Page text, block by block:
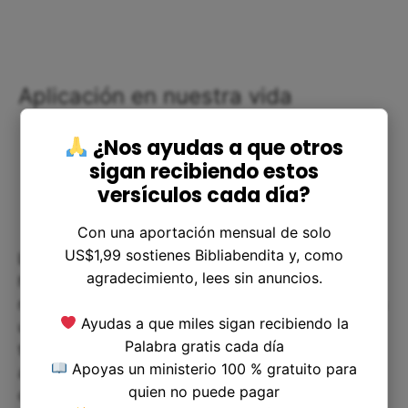
Aplicación en nuestra vida
La oración y la comunicación con Dios es un
hábito que debemos cultivar para tener una mejor
una parte natural de nuestras vidas, no solo en
tiempos de necesidad, sino también para
agradecerle por sus bendiciones. Debemos ser
consistentes en nuestra oración para que se
¿Nos ayudas a que otros
sigan recibiendo estos
versículos cada día?
Con una aportación mensual de solo
US$1,99 sostienes Bibliabendita y, como
agradecimiento, lees sin anuncios.
Ayudas a que miles sigan recibiendo la
Palabra gratis cada día
Apoyas un ministerio 100 % gratuito para
quien no puede pagar